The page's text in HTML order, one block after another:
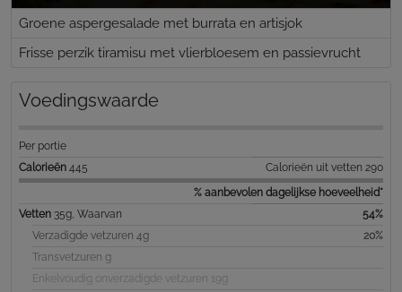
Groene aspergesalade met burrata en artisjok
Frisse perzik tiramisu met vlierbloesem en passievrucht
Voedingswaarde
Per portie
Calorieën 445
Calorieën uit vetten 290
% aanbevolen dagelijkse hoeveelheid*
Vetten 35g, Waarvan
54%
Verzadigde vetzuren 4g
20%
Transvetzuren g
Enkelvoudig onverzadigde vetzuren 19g